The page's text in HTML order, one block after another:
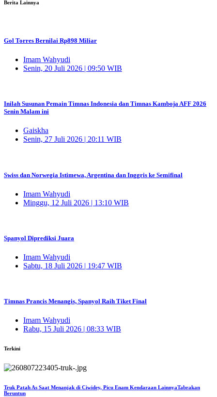
Berita Lainnya
Gol Torres Bernilai Rp898 Miliar
Imam Wahyudi
Senin, 20 Juli 2026 | 09:50 WIB
Inilah Susunan Pemain Timnas Indonesia dan Timnas Kamboja AFF 2026
Senin Malam ini
Gaiskha
Senin, 27 Juli 2026 | 20:11 WIB
Swiss dan Norwegia Istimewa, Argentina dan Inggris ke Semifinal
Imam Wahyudi
Minggu, 12 Juli 2026 | 13:10 WIB
Spanyol Diprediksi Juara
Imam Wahyudi
Sabtu, 18 Juli 2026 | 19:47 WIB
Timnas Prancis Menangis, Spanyol Raih Tiket Final
Imam Wahyudi
Rabu, 15 Juli 2026 | 08:33 WIB
Terkini
Truk Patah As Saat Menanjak di Ciwidey, Picu Enam Kendaraan LainnyaTabrakan
Beruntun